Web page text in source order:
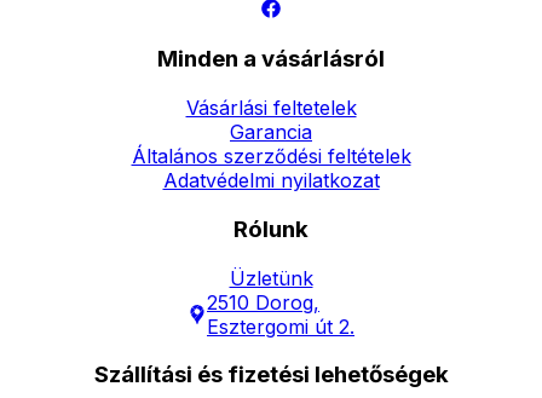
Minden a vásárlásról
Vásárlási feltetelek
Garancia
Általános szerződési feltételek
Adatvédelmi nyilatkozat
Rólunk
Üzletünk
2510 Dorog,
Esztergomi út 2.
Szállítási és fizetési lehetőségek